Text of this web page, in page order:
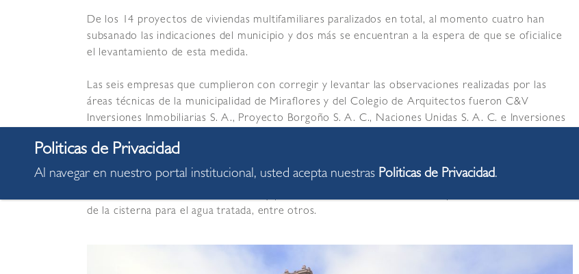
De los 14 proyectos de viviendas multifamiliares paralizados en total, al momento cuatro han
subsanado las indicaciones del municipio y dos más se encuentran a la espera de que se oficialice
el levantamiento de esta medida.
Las seis empresas que cumplieron con corregir y levantar las observaciones realizadas por las
áreas técnicas de la municipalidad de Miraflores y del Colegio de Arquitectos fueron C&V
Inversiones Inmobiliarias S. A., Proyecto Borgoño S. A. C., Naciones Unidas S. A. C. e Inversiones
Reglamento Nacional de Edificaciones referido a ascensores, habilitación de áreas verdes, medidas
de la cisterna para el agua tratada, entre otros.
Al navegar en nuestro portal institucional, usted acepta nuestras Politicas de Privacidad.